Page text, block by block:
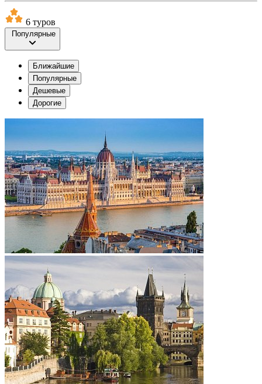
6 туров
Популярные
Ближайшие
Популярные
Дешевые
Дорогие